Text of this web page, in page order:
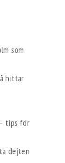
som
hittar
tips för
dejten